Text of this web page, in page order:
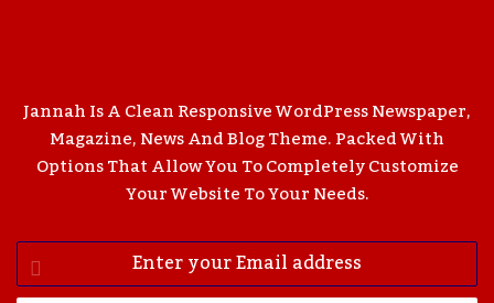
Jannah Is A Clean Responsive WordPress Newspaper,
Magazine, News And Blog Theme. Packed With
Options That Allow You To Completely Customize
Your Website To Your Needs.
Enter
Your